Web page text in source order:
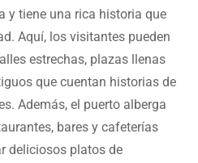
y tiene una rica historia que
Aquí, los visitantes pueden
estrechas, plazas llenas
que cuentan historias de
Además, el puerto alberga
bares y cafeterías
deliciosos platos de